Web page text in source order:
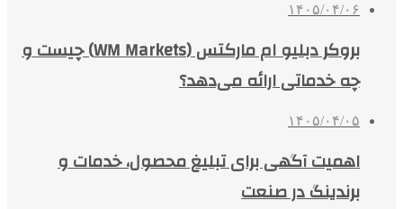
۱۴۰۵/۰۴/۰۶
بروکر دبلیو ام مارکتس (WM Markets) چیست و
چه خدماتی ارائه می‌دهد؟
۱۴۰۵/۰۴/۰۵
اهمیت آگهی برای تبلیغ محصول، خدمات و
برندینگ در صنعت